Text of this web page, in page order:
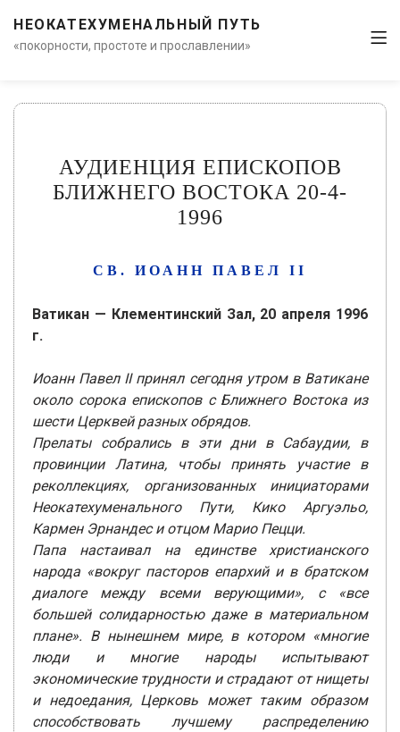
НЕОКАТЕХУМЕНАЛЬНЫЙ ПУТЬ
«покорности, простоте и прославлении»
АУДИЕНЦИЯ ЕПИСКОПОВ
БЛИЖНЕГО ВОСТОКА 20-4-
1996
СВ. ИОАНН ПАВЕЛ ІІ
Ватикан — Клементинский Зал, 20 апреля 1996
г.
Иоанн Павел II принял сегодня утром в Ватикане
около сорока епископов с Ближнего Востока из
шести Церквей разных обрядов.
Прелаты собрались в эти дни в Сабаудии, в
провинции Латина, чтобы принять участие в
реколлекциях, организованных инициаторами
Неокатехуменального Пути, Кико Аргуэльо,
Кармен Эрнандес и отцом Марио Пецци.
Папа настаивал на единстве христианского
народа «вокруг пасторов епархий и в братском
диалоге между всеми верующими», с «все
большей солидарностью даже в материальном
плане». В нынешнем мире, в котором «многие
люди и многие народы испытывают
экономические трудности и страдают от нищеты
и недоедания, Церковь может таким образом
способствовать лучшему распределению